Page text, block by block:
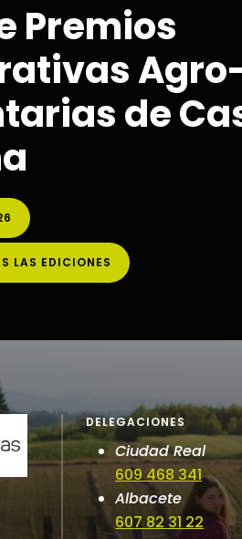
Premios
de
LAS EDICIONES
DELEGACIONES
Ciudad Real
609 468 341
Albacete
607 82 31 22